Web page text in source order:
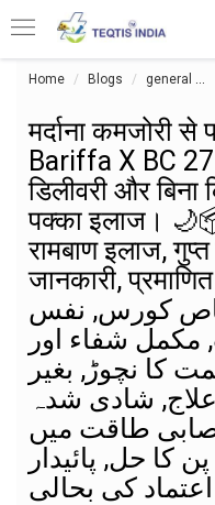
Home Blogs general
मर्दाना कमजोरी से
Bariffa X BC
डिलीवरी और
पक्का इलाज।
रामबाण इलाज,
जानकारी,
کورس, نفس
شفاء اور
کا نچوڑ, بغیر
شادی شدہ
طاقت میں
کا حل, پائیدار
کی بحالی